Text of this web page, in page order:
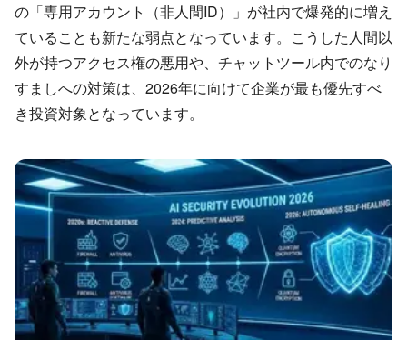
の「専用アカウント（非人間ID）」が社内で爆発的に増え
ていることも新たな弱点となっています。こうした人間以
外が持つアクセス権の悪用や、チャットツール内でのなり
すましへの対策は、2026年に向けて企業が最も優先すべ
き投資対象となっています。